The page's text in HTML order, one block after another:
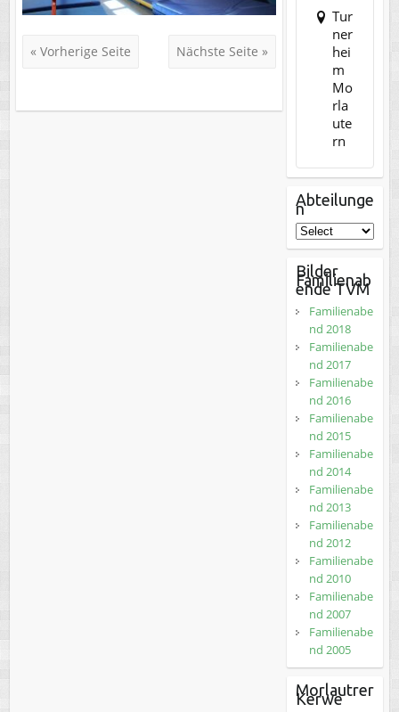
« Vorherige Seite Nächste Seite »
Tur
ner
hei
m
Mo
rla
ute
rn
Abteilunge
n
Bilder
Familienab
ende TVM
Familienabe
nd 2018
Familienabe
nd 2017
Familienabe
nd 2016
Familienabe
nd 2015
Familienabe
nd 2014
Familienabe
nd 2013
Familienabe
nd 2012
Familienabe
nd 2010
Familienabe
nd 2007
Familienabe
nd 2005
Morlautrer
Kerwe